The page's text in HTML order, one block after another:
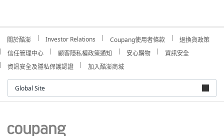
關於酷澎 Investor Relations Coupang使用者條款
退換貨政策
信任管理中心
顧客隱私權政策通知 安心購物
資訊安全
資訊安全及隱私保護認證
加入酷澎商城
Global Site